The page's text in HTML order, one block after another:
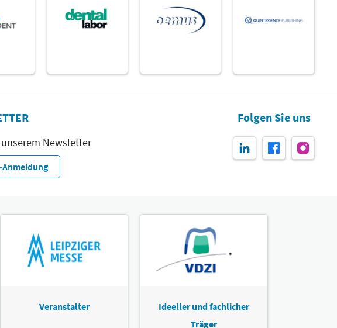
Newsletter
Folgen Sie uns
Veranstalter
Ideeller und fachlicher
Träger